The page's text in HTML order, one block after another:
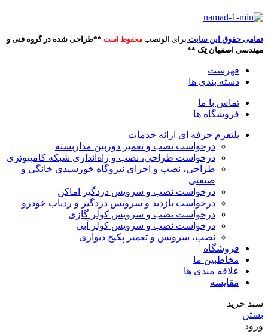
تمامی حقوق این سایت برای الونصب محفوظ است **طراحی شده در گروه فنی و
مهندسی اصفهان تِک **
فهرست
دسته بندی ها
تماس با ما
فروشگاه ها
پلتفرم حرفه ای ارائه خدمات
درخواست نصب و تعمیر دوربین مداربسته
درخواست طراحی، نصب و راه‌اندازی شبکه کامپیوتری
طراحی، نصب و اجرای نیروگاه خورشیدی خانگی و
صنعتی
درخواست نصب و سرویس دزدگیر اماکن
درخواست بازدید و سرویس دزدگیر و ردیاب خودرو
درخواست نصب و سرویس کولر گازی
درخواست نصب و سرویس کولر آبی
نصب، سرویس و تعمیر پکیج دیواری
فروشگاه
مخاطبین ما
علاقه مندی ها
مقایسه
سبد خرید
بستن
ورود